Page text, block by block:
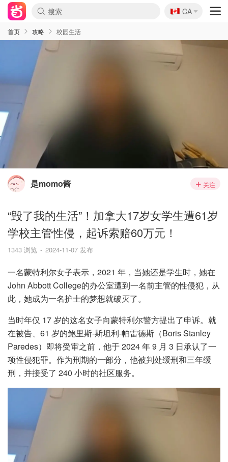
🇨🇦
CA
首页 攻略 校园生活
是momo酱 关注
“毁了我的生活”！加拿大17岁女学生遭61岁
学校主管性侵，起诉索赔60万元！
1343 浏览 2024-11-07 发布
一名蒙特利尔女子表示，2021 年，当她还是学生时，她在
John Abbott College的办公室遭到一名前主管的性侵犯，从
此，她成为一名护士的梦想就破灭了。
当时年仅 17 岁的这名女子向蒙特利尔警方提出了申诉。就
在被告、61 岁的鲍里斯-斯坦利-帕雷德斯（Boris Stanley
Paredes）即将受审之前，他于 2024 年 9 月 3 日承认了一
项性侵犯罪。作为刑期的一部分，他被判处缓刑和三年缓
刑，并接受了 240 小时的社区服务。